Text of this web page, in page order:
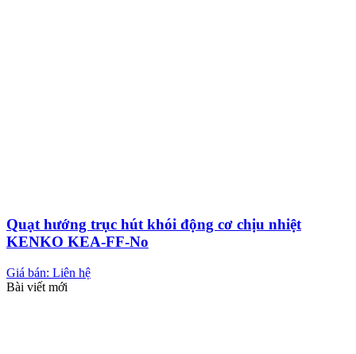
Quạt hướng trục hút khói động cơ chịu nhiệt
KENKO KEA-FF-No
Giá bán: Liên hệ
Bài viết mới